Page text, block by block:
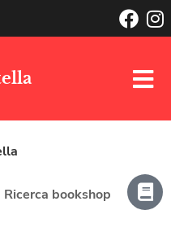
Ricerca bookshop